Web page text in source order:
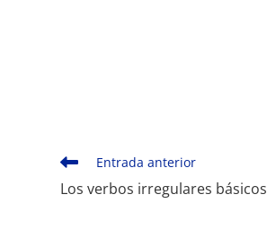
Leer
artículos
Entrada anterior
Los verbos irregulares básicos